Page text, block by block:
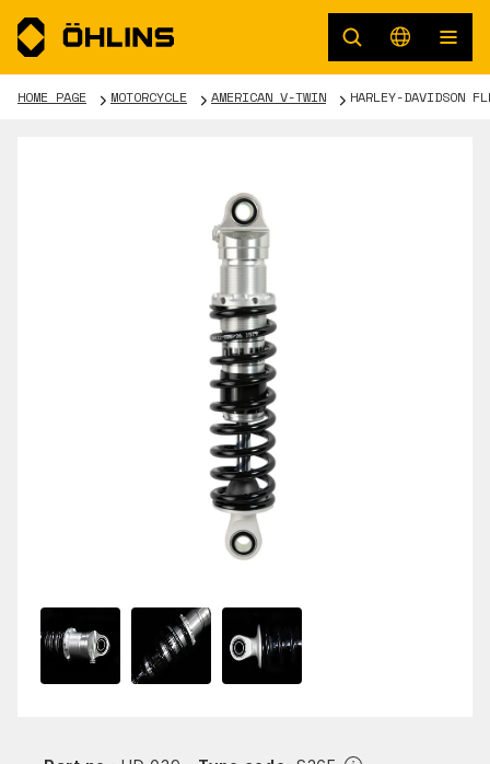
HOME PAGE MOTORCYCLE AMERICAN V-TWIN HARLEY-DAVIDSON